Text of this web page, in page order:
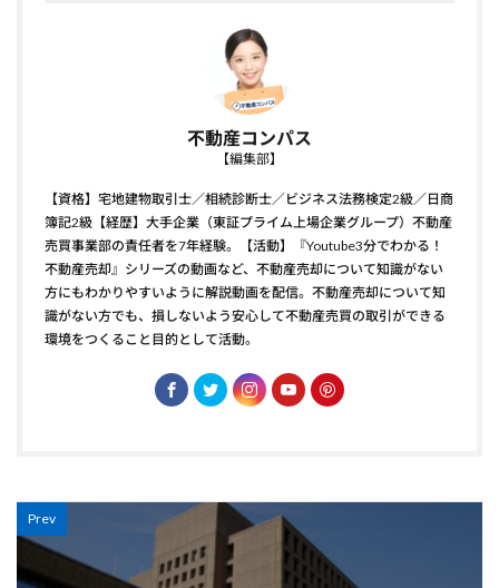
不動産コンパス
【編集部】
【資格】宅地建物取引士／相続診断士／ビジネス法務検定2級／日商
簿記2級【経歴】大手企業（東証プライム上場企業グループ）不動産
売買事業部の責任者を7年経験。【活動】『Youtube3分でわかる！
不動産売却』シリーズの動画など、不動産売却について知識がない
方にもわかりやすいように解説動画を配信。不動産売却について知
識がない方でも、損しないよう安心して不動産売買の取引ができる
環境をつくること目的として活動。
Prev